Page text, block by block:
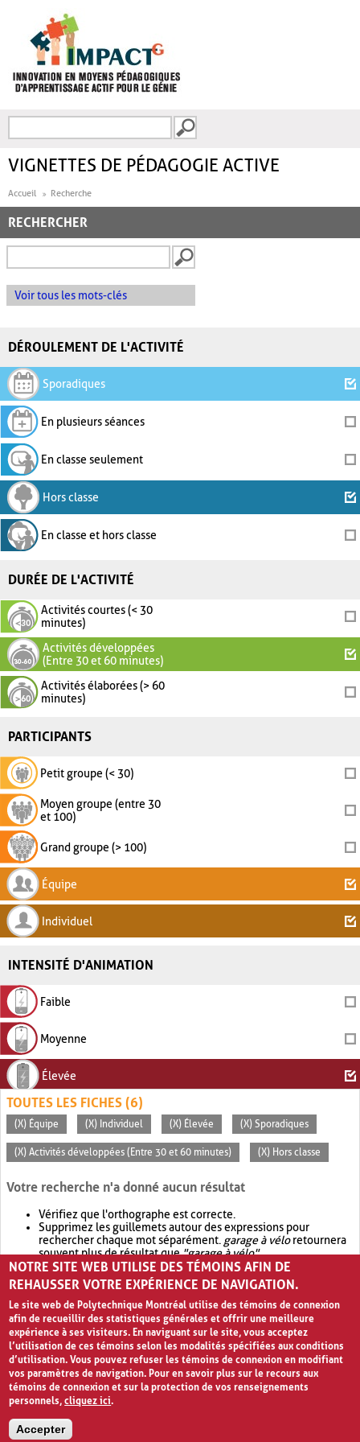
FORMULAIRE DE
VIGNETTES DE PÉDAGOGIE ACTIVE
Accueil Recherche
RECHERCHER
Voir tous les mots-clés
DÉROULEMENT DE L'ACTIVITÉ
Sporadiques
En plusieurs séances
En classe seulement
Hors classe
En classe et hors classe
DURÉE DE L'ACTIVITÉ
Activités courtes (< 30
minutes)
Activités développées
(Entre 30 et 60 minutes)
Activités élaborées (> 60
minutes)
PARTICIPANTS
Petit groupe (< 30)
Moyen groupe (entre 30
et 100)
Grand groupe (> 100)
Équipe
Individuel
INTENSITÉ D'ANIMATION
Faible
Moyenne
Élevée
TOUTES LES FICHES (6)
(X) Équipe (X) Individuel (X) Élevée (X) Sporadiques
(X) Activités développées (Entre 30 et 60 minutes) (X) Hors classe
Votre recherche n'a donné aucun résultat
Vérifiez que l'orthographe est correcte.
Supprimez les guillemets autour des expressions pour
rechercher chaque mot séparément. garage à véloretournera
souvent plus de résultat que"garage à vélo".
Envisagez d'élargir votre recherche avec OR.garage OR vélo
retournera souvent plus de résultat quegarage à vélo
NOTRE SITE WEB UTILISE DES TÉMOINS AFIN DE
REHAUSSER VOTRE EXPÉRIENCE DE NAVIGATION.
Le site web de Polytechnique Montréal utilise des témoins de connexion
afin de recueillir des statistiques générales et offrir une meilleure
expérience à ses visiteurs. En naviguant sur le site, vous acceptez
l’utilisation de ces témoins selon les modalités spécifiées aux conditions
d’utilisation. Vous pouvez refuser les témoins de connexion en modifiant
vos paramètres de navigation. Pour en savoir plus sur le recours aux
témoins de connexion et sur la protection de vos renseignements
personnels,cliquez ici.
Accepter